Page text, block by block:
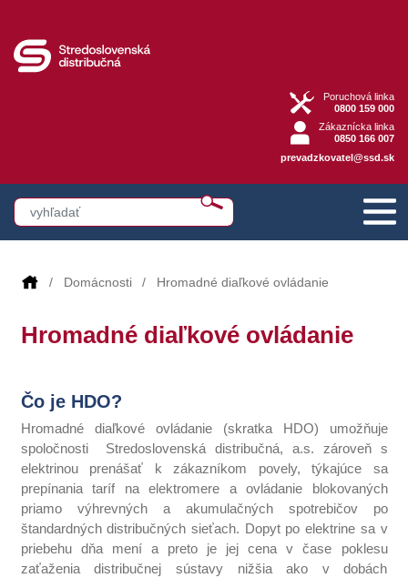
Poruchová linka
0800 159 000
Zákaznícka linka
0850 166 007
prevadzkovatel@ssd.sk
Domácnosti Hromadné diaľkové ovládanie
Hromadné diaľkové ovládanie
Čo je HDO?
Hromadné diaľkové ovládanie (skratka HDO) umožňuje
spoločnosti Stredoslovenská distribučná, a.s. zároveň s
elektrinou prenášať k zákazníkom povely, týkajúce sa
prepínania taríf na elektromere a ovládanie blokovaných
priamo výhrevných a akumulačných spotrebičov po
štandardných distribučných sieťach. Dopyt po elektrine sa v
priebehu dňa mení a preto je jej cena v čase poklesu
zaťaženia distribučnej sústavy nižšia ako v dobách